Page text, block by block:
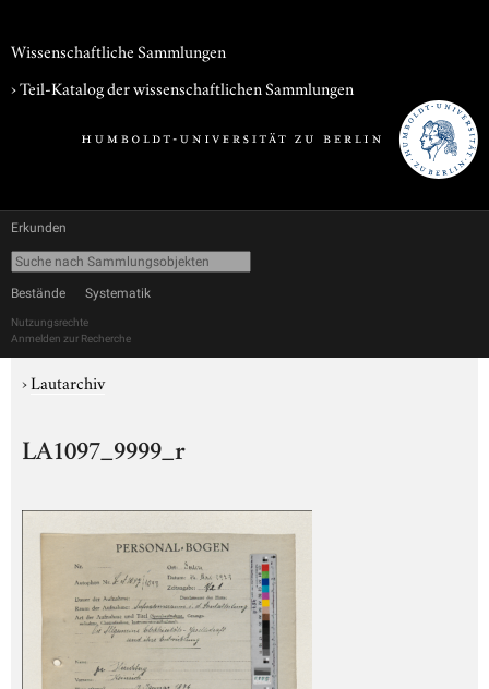
Wissenschaftliche Sammlungen
› Teil-Katalog der wissenschaftlichen Sammlungen
Erkunden
Bestände Systematik
Nutzungsrechte
Anmelden zur Recherche
›Lautarchiv
LA1097_9999_r